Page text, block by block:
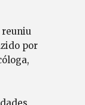
reuniu
por